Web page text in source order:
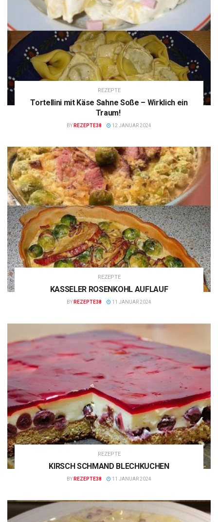
REZEPTE
Tortellini mit Käse Sahne Soße – Wirklich ein
Traum!
BY REZEPTE38 12 JANUAR 2024
REZEPTE
KASSELER ROSENKOHL AUFLAUF
BY REZEPTE38 11 JANUAR 2024
REZEPTE
KIRSCH SCHMAND BLECHKUCHEN
BY REZEPTE38 11 JANUAR 2024